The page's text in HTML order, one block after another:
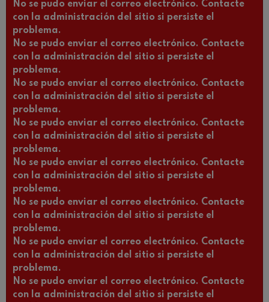
No se pudo enviar el correo electrónico. Contacte
con la administración del sitio si persiste el
problema.
No se pudo enviar el correo electrónico. Contacte
con la administración del sitio si persiste el
problema.
No se pudo enviar el correo electrónico. Contacte
con la administración del sitio si persiste el
problema.
No se pudo enviar el correo electrónico. Contacte
con la administración del sitio si persiste el
problema.
No se pudo enviar el correo electrónico. Contacte
con la administración del sitio si persiste el
problema.
No se pudo enviar el correo electrónico. Contacte
con la administración del sitio si persiste el
problema.
No se pudo enviar el correo electrónico. Contacte
con la administración del sitio si persiste el
problema.
No se pudo enviar el correo electrónico. Contacte
con la administración del sitio si persiste el